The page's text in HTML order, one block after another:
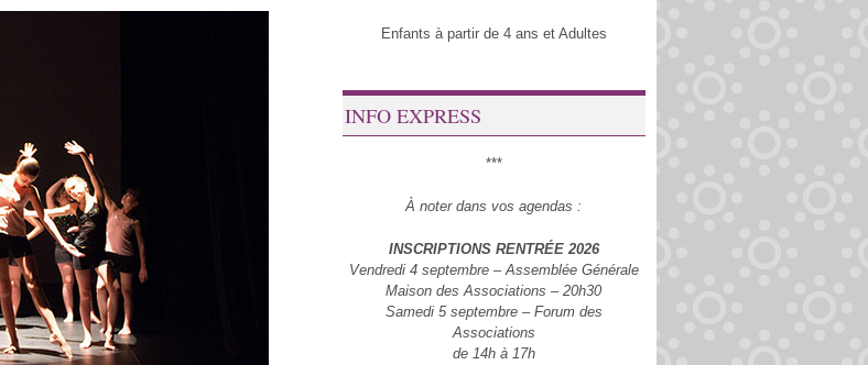
Enfants à partir de 4 ans et Adultes
INFO EXPRESS
***
À noter dans vos agendas :
INSCRIPTIONS RENTRÉE 2026
Vendredi 4 septembre – Assemblée Générale
Maison des Associations – 20h30
Samedi 5 septembre – Forum des
Associations
de 14h à 17h